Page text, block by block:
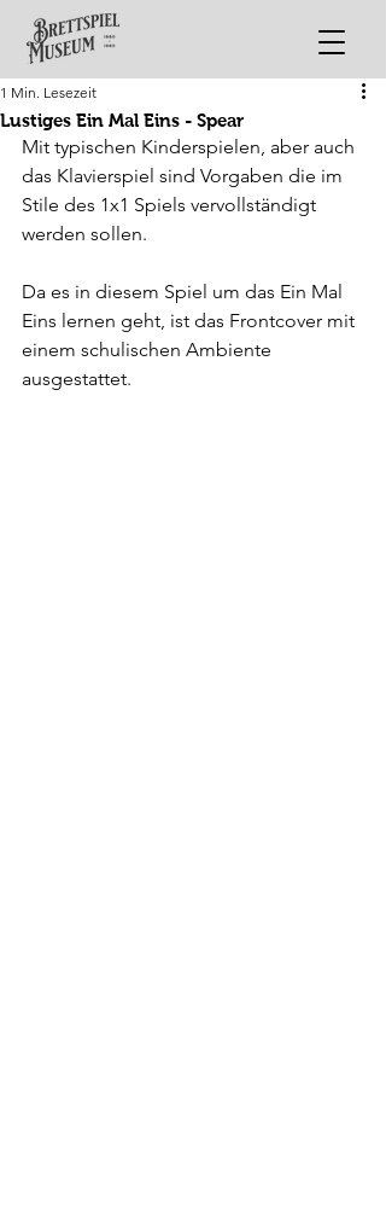
Lustiges Ein Mal Eins - Spear
1 Min. Lesezeit
Mit typischen Kinderspielen, aber auch
das Klavierspiel sind Vorgaben die im
Stile des 1x1 Spiels vervollständigt
werden sollen.
Da es in diesem Spiel um das Ein Mal
Eins lernen geht, ist das Frontcover mit
einem schulischen Ambiente
ausgestattet.